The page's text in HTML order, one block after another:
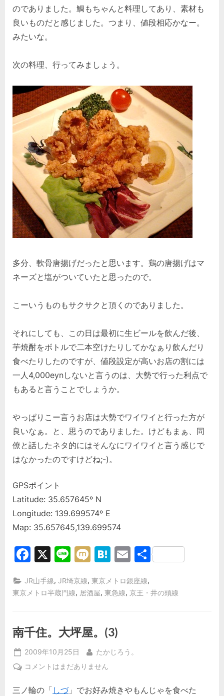
のでありました。鯛もちゃんと料理してあり、素材も
良いものだと感じました。つまり、値段相応かなー。
みたいな。
次の料理、行ってみましょう。
多分、軟骨唐揚げだったと思います。鶏の唐揚げはマ
ネーズと塩がついていたと思ったので。
こーいうものもサクサクと頂くのでありました。
それにしても、この日は最初に生ビールを飲んだ後、
芋焼酎をボトルで二本空けたりしてかなぁり飲んだり
食べたりしたのですが、値段設定が高いお店の割には
一人4,000eynしないと言うのは、大勢で行った利点で
もあると言うことでしょうか。
やっぱりこー言うお店は大勢でワイワイと行った方が
良いなぁ。と、思うのでありました。けどもまぁ、同
僚と話したネタ的にはそんなにワイワイと言う感じで
はなかったのですけどね;-)。
GPSポイント
Latitude: 35.657645º N
Longitude: 139.699574º E
Map: 35.657645,139.699574
Facebook
X LineMixiHatena
Email
共
JR山手線, JR埼京線,東京メトロ銀座線,
東京メトロ半蔵門線, 居酒屋, 東急線, 京王・井の頭線
南千住。大坪屋。(3)
Posted
on
2009年10月25日 By
たかじろう。
南
住。
コメントはまだありません
三ノ輪の「 しづ」でお好み焼きやもんじゃを食べた